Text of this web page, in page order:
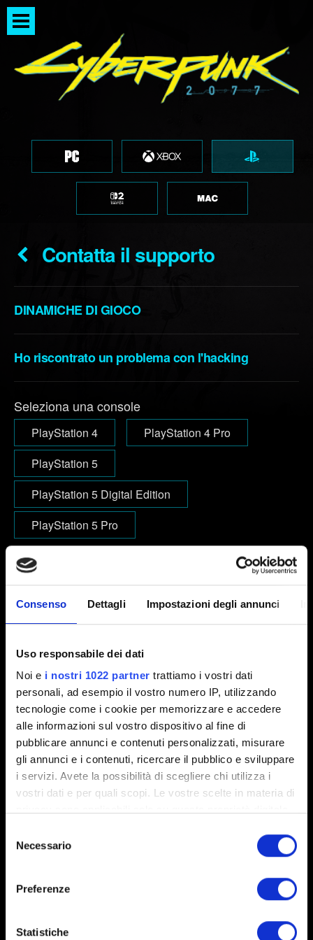
Consenso Dettagli Impostazioni degli annunci
Uso responsabile dei dati
Noi e i nostri 1022 partner trattiamo i vostri dati
personali, ad esempio il vostro numero IP, utilizzando
tecnologie come i cookie per memorizzare e accedere
alle informazioni sul vostro dispositivo al fine di
pubblicare annunci e contenuti personalizzati, misurare
gli annunci e i contenuti, ricercare il pubblico e sviluppare
i servizi. Avete la possibilità di scegliere chi utilizza i
vostri dati e per quali scopi. Le vostre scelte in materia di
modificare o revocare il proprio consenso in qualsiasi
momento dalla Dichiarazione sui cookie o facendo clic
raccogliere informazioni sulla tua posizione
delNecessario
Preferenze
Statistiche
Contatta il supporto
DINAMICHE DI GIOCO
Ho riscontrato un problema con l'hacking
Seleziona una console
PlayStation 4
PlayStation 4 Pro
PlayStation 5
PlayStation 5 Digital Edition
PlayStation 5 Pro
Email (attento agli errori!)
0/20
Aggiungi file
Puoi allegare un file al tuo rapporto (ad esempio, una
schermata per evidenziare un problema grafico).
Esplora